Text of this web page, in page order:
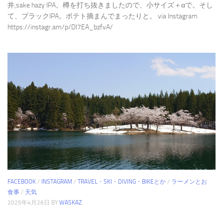
井,sake hazy IPA。樽を打ち抜きましたので、小サイズ＋αで。そし
て、ブラックIPA。ポテト摘まんでまったりと。 via Instagram
https://instagr.am/p/DI7EA_bzfvA/
FACEBOOK / INSTAGRAM / TRAVEL・SKI・DIVING・BIKEとか / ラーメンとお
食事 / 天気
2025年4月26日 BY WASKAZ